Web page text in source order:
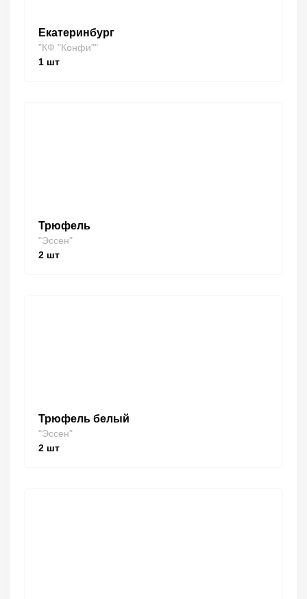
Екатеринбург
"КФ "Конфи""
1 шт
Трюфель
"Эссен"
2 шт
Трюфель белый
"Эссен"
2 шт